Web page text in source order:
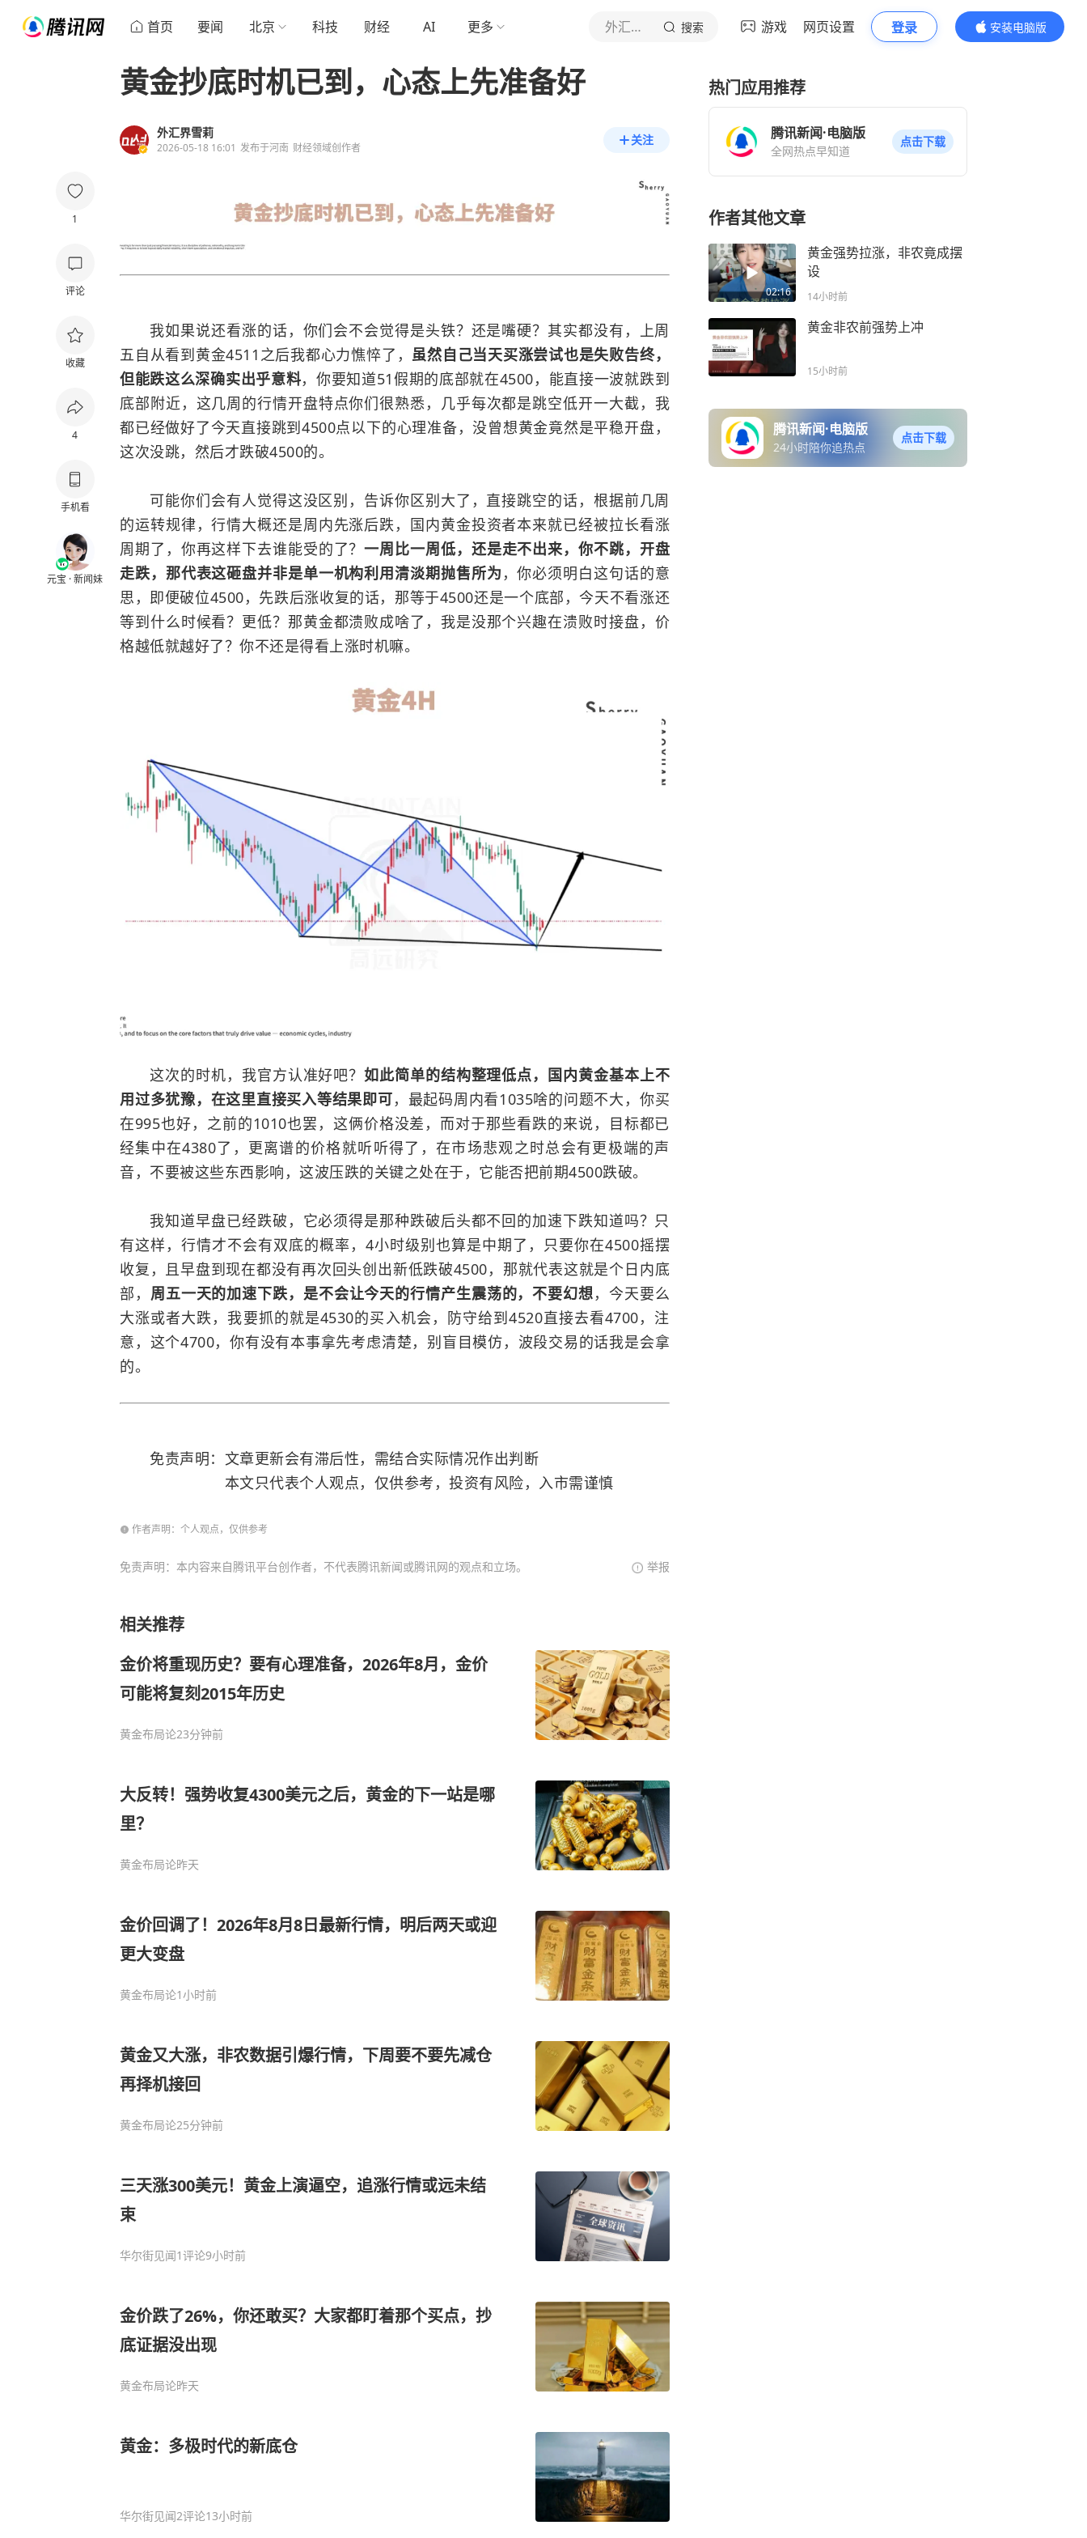
首页 要闻 北京 科技 财经 AI 更多 外汇界雪莉 搜索 游戏 网页设置 登录
安装电脑版
内容更精彩
1
评论
收藏
4
手机看
元宝 · 新闻妹
黄金抄底时机已到，心态上先准备好
外汇界雪莉
2026-05-18 16:01 发布于河南 财经领域创作者
关注
我如果说还看涨的话，你们会不会觉得是头铁？还是嘴硬？其实都没有，上周
五自从看到黄金4511之后我都心力憔悴了， 虽然自己当天买涨尝试也是失败告终，
但能跌这么深确实出乎意料，你要知道51假期的底部就在4500，能直接一波就跌到
底部附近，这几周的行情开盘特点你们很熟悉，几乎每次都是跳空低开一大截，我
都已经做好了今天直接跳到4500点以下的心理准备，没曾想黄金竟然是平稳开盘，
这次没跳，然后才跌破4500的。
可能你们会有人觉得这没区别，告诉你区别大了，直接跳空的话，根据前几周
的运转规律，行情大概还是周内先涨后跌，国内黄金投资者本来就已经被拉长看涨
周期了，你再这样下去谁能受的了？一周比一周低，还是走不出来，你不跳，开盘
走跌，那代表这砸盘并非是单一机构利用清淡期抛售所为 ，你必须明白这句话的意
思，即便破位4500，先跌后涨收复的话，那等于4500还是一个底部，今天不看涨还
等到什么时候看？更低？那黄金都溃败成啥了，我是没那个兴趣在溃败时接盘，价
格越低就越好了？你不还是得看上涨时机嘛。
这次的时机，我官方认准好吧？如此简单的结构整理低点，国内黄金基本上不
用过多犹豫，在这里直接买入等结果即可，最起码周内看1035啥的问题不大，你买
在995也好，之前的1010也罢，这俩价格没差，而对于那些看跌的来说，目标都已
经集中在4380了，更离谱的价格就听听得了，在市场悲观之时总会有更极端的声
音，不要被这些东西影响，这波压跌的关键之处在于，它能否把前期4500跌破。
我知道早盘已经跌破，它必须得是那种跌破后头都不回的加速下跌知道吗？只
有这样，行情才不会有双底的概率，4小时级别也算是中期了，只要你在4500摇摆
收复，且早盘到现在都没有再次回头创出新低跌破4500，那就代表这就是个日内底
部， 周五一天的加速下跌，是不会让今天的行情产生震荡的，不要幻想，今天要么
大涨或者大跌，我要抓的就是4530的买入机会，防守给到4520直接去看4700，注
意，这个4700，你有没有本事拿先考虑清楚，别盲目模仿，波段交易的话我是会拿
的。
免责声明：文章更新会有滞后性，需结合实际情况作出判断
本文只代表个人观点，仅供参考，投资有风险，入市需谨慎
作者声明：个人观点，仅供参考
免责声明：本内容来自腾讯平台创作者，不代表腾讯新闻或腾讯网的观点和立场。 举报
相关推荐
金价将重现历史？要有心理准备，2026年8月，金价
可能将复刻2015年历史
黄金布局论23分钟前
大反转！强势收复4300美元之后，黄金的下一站是哪
里？
黄金布局论昨天
金价回调了！2026年8月8日最新行情，明后两天或迎
更大变盘
黄金布局论1小时前
黄金又大涨，非农数据引爆行情，下周要不要先减仓
再择机接回
黄金布局论25分钟前
三天涨300美元！黄金上演逼空，追涨行情或远未结
束
华尔街见闻1评论9小时前
金价跌了26%，你还敢买？大家都盯着那个买点，抄
底证据没出现
黄金布局论昨天
黄金：多极时代的新底仓
华尔街见闻2评论13小时前
热门应用推荐
腾讯新闻·电脑版
全网热点早知道
点击下载
作者其他文章
02:16
黄金强势拉涨，非农竟成摆
设
14小时前
黄金非农前强势上冲
15小时前
腾讯新闻·电脑版
24小时陪你追热点
点击下载